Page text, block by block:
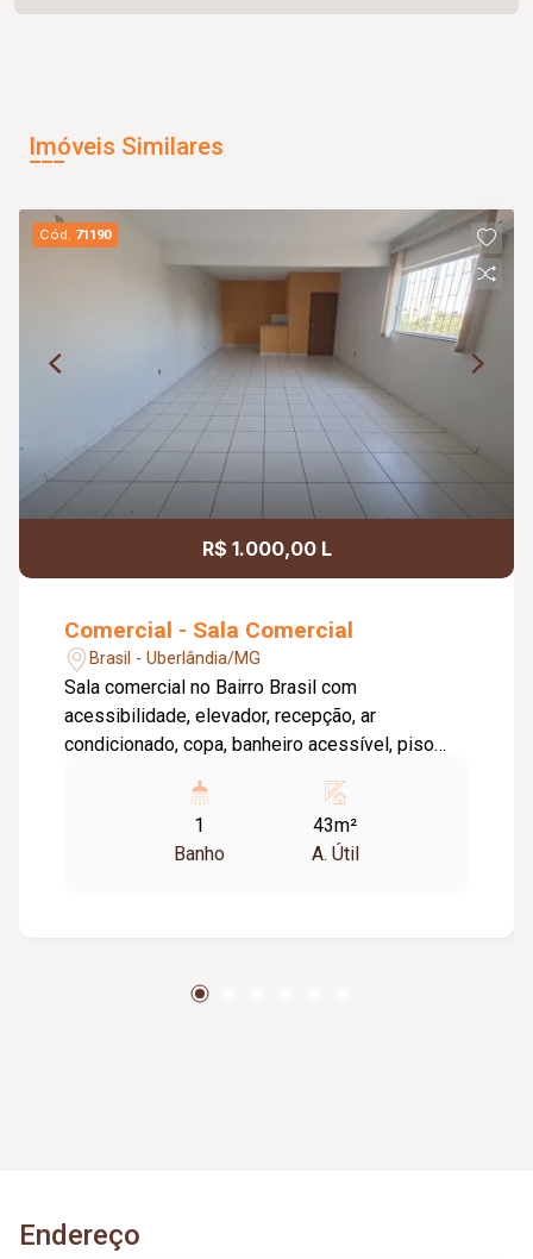
Imóveis Similares
Cód. 71190
R$ 1.000,00 L
Comercial - Sala Comercial
Brasil - Uberlândia/MG
Sala comercial no Bairro Brasil com
acessibilidade, elevador, recepção, ar
condicionado, copa, banheiro acessível, piso
***Centro comercial Amazonas***
1
Banho
43m²
A. Útil
Endereço